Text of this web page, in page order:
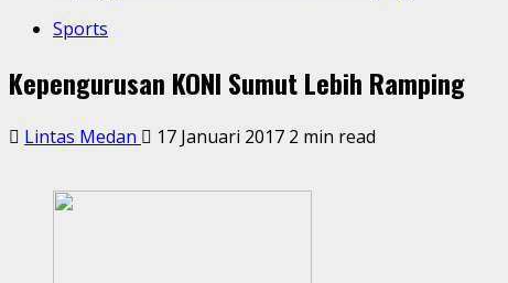
Sports
Kepengurusan KONI Sumut Lebih Ramping
Lintas Medan 17 Januari 2017 2 min read